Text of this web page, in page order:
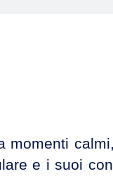
momenti
e i suoi